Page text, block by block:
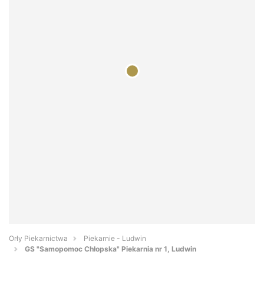
Orły Piekarnictwa
Piekarnie - Ludwin
GS "Samopomoc Chłopska" Piekarnia nr 1, Ludwin